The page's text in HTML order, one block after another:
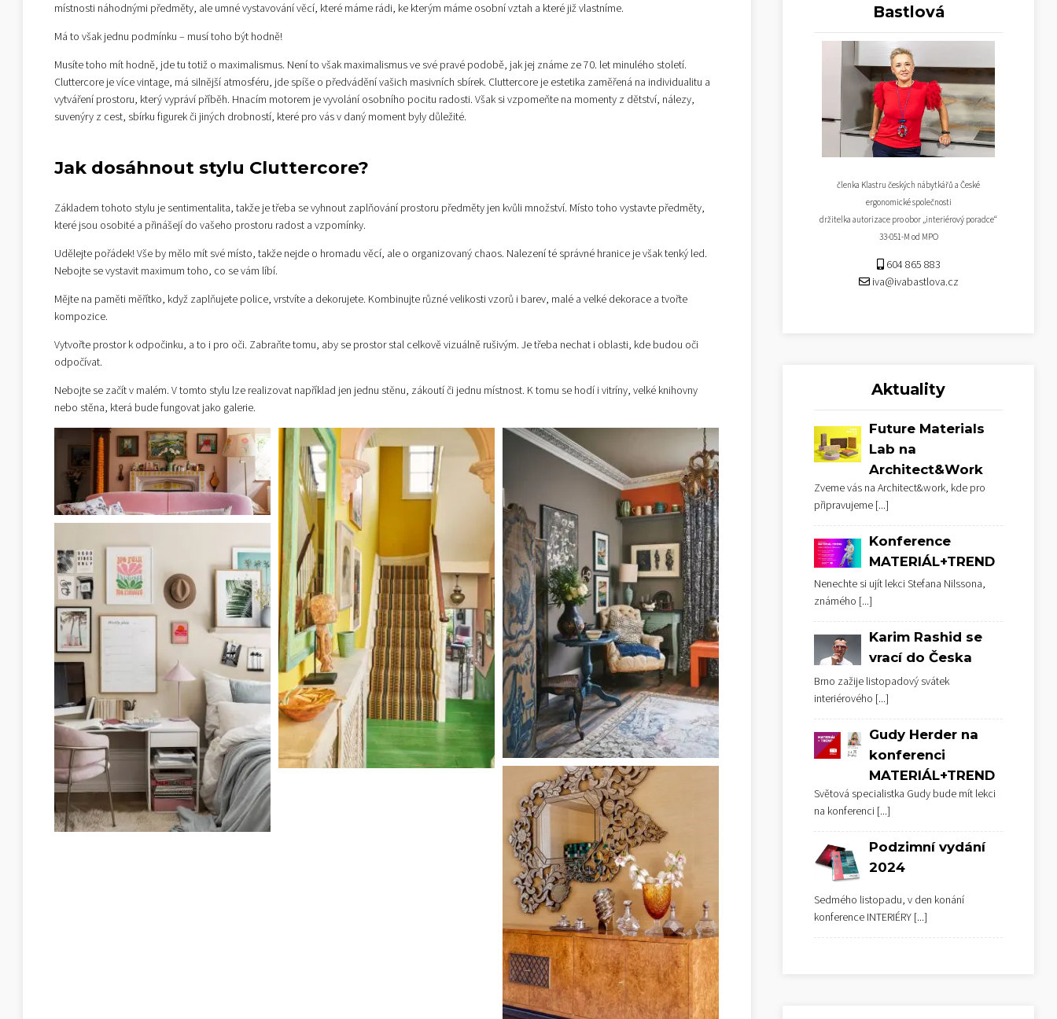
místnosti náhodnými předměty, ale umné vystavování věcí, které máme rádi, ke kterým máme osobní vztah a které již vlastníme.
Má to však jednu podmínku – musí toho být hodně!
Musíte toho mít hodně, jde tu totiž o maximalismus. Není to však maximalismus ve své pravé podobě, jak jej známe ze 70. let minulého století.
Cluttercore je více vintage, má silnější atmosféru, jde spíše o předvádění vašich masivních sbírek. Cluttercore je estetika zaměřená na individualitu a
vytváření prostoru, který vypráví příběh. Hnacím motorem je vyvolání osobního pocitu radosti. Však si vzpomeňte na momenty z dětství, nálezy,
suvenýry z cest, sbírku figurek či jiných drobností, které pro vás v daný moment byly důležité.
Jak dosáhnout stylu Cluttercore?
Základem tohoto stylu je sentimentalita, takže je třeba se vyhnout zaplňování prostoru předměty jen kvůli množství. Místo toho vystavte předměty,
které jsou osobité a přinášejí do vašeho prostoru radost a vzpomínky.
Udělejte pořádek! Vše by mělo mít své místo, takže nejde o hromadu věcí, ale o organizovaný chaos. Nalezení té správné hranice je však tenký led.
Nebojte se vystavit maximum toho, co se vám líbí.
Mějte na paměti měřítko, když zaplňujete police, vrstvíte a dekorujete. Kombinujte různé velikosti vzorů i barev, malé a velké dekorace a tvořte
kompozice.
Vytvořte prostor k odpočinku, a to i pro oči. Zabraňte tomu, aby se prostor stal celkově vizuálně rušivým. Je třeba nechat i oblasti, kde budou oči
odpočívat.
Nebojte se začít v malém. V tomto stylu lze realizovat například jen jednu stěnu, zákoutí či jednu místnost. K tomu se hodí i vitríny, velké knihovny
nebo stěna, která bude fungovat jako galerie.
Bastlová
členka Klastru českých nábytkářů a České
ergonomické společnosti
držitelka autorizace pro obor „interiérový poradce“
33-051-M od MPO
604 865 883
iva@ivabastlova.cz
Aktuality
Future Materials
Lab na
Architect&Work
Zveme vás na Architect&work, kde pro
připravujeme [...]
Konference
MATERIÁL+TREND
Nenechte si ujít lekci Stefana Nilssona,
známého [...]
Karim Rashid se
vrací do Česka
Brno zažije listopadový svátek
interiérového [...]
Gudy Herder na
konferenci
MATERIÁL+TREND
Světová specialistka Gudy bude mít lekci
na konferenci [...]
Podzimní vydání
2024
Sedmého listopadu, v den konání
konference INTERIÉRY [...]